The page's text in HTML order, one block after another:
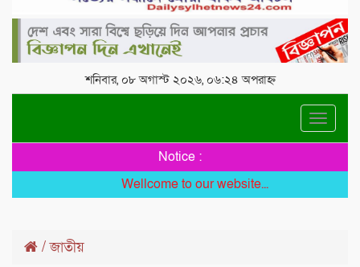
শনিবার, ০৮ অগাস্ট ২০২৬, ০৬:২৪ অপরাহ্ন
Toggle
Notice :
Wellcome to our website...
/জাতীয়